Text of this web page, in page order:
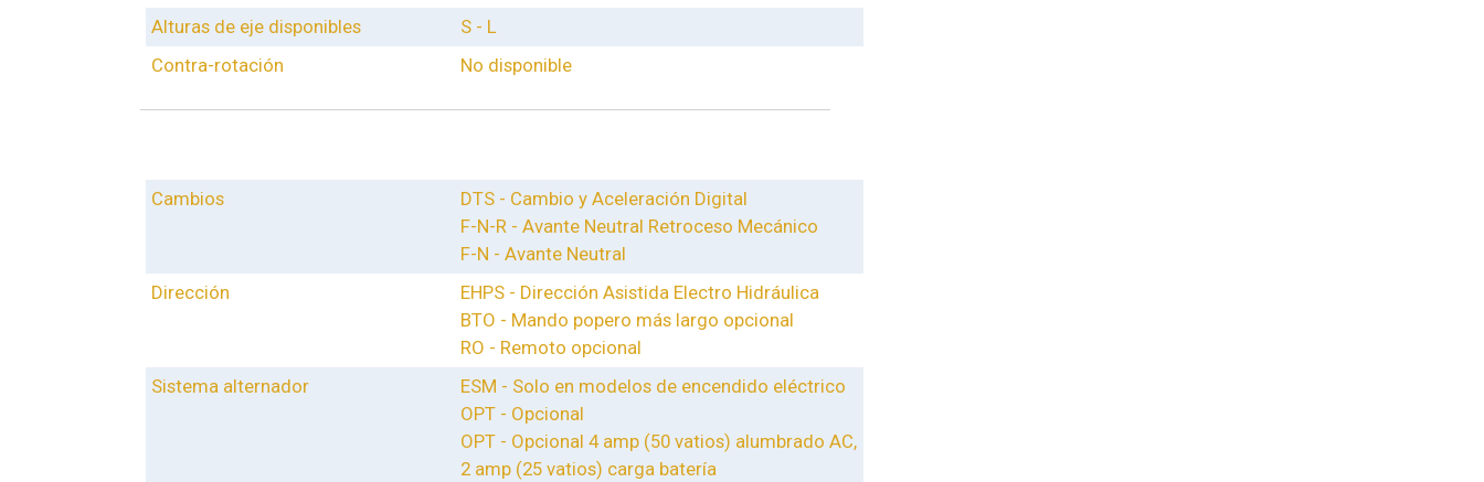
Alturas de eje disponibles
S - L
Contra-rotación
No disponible
Cambios
DTS - Cambio y Aceleración Digital
F-N-R - Avante Neutral Retroceso Mecánico
F-N - Avante Neutral
Dirección
EHPS - Dirección Asistida Electro Hidráulica
BTO - Mando popero más largo opcional
RO - Remoto opcional
Sistema alternador
ESM - Solo en modelos de encendido eléctrico
OPT - Opcional
OPT - Opcional 4 amp (50 vatios) alumbrado AC,
2 amp (25 vatios) carga batería